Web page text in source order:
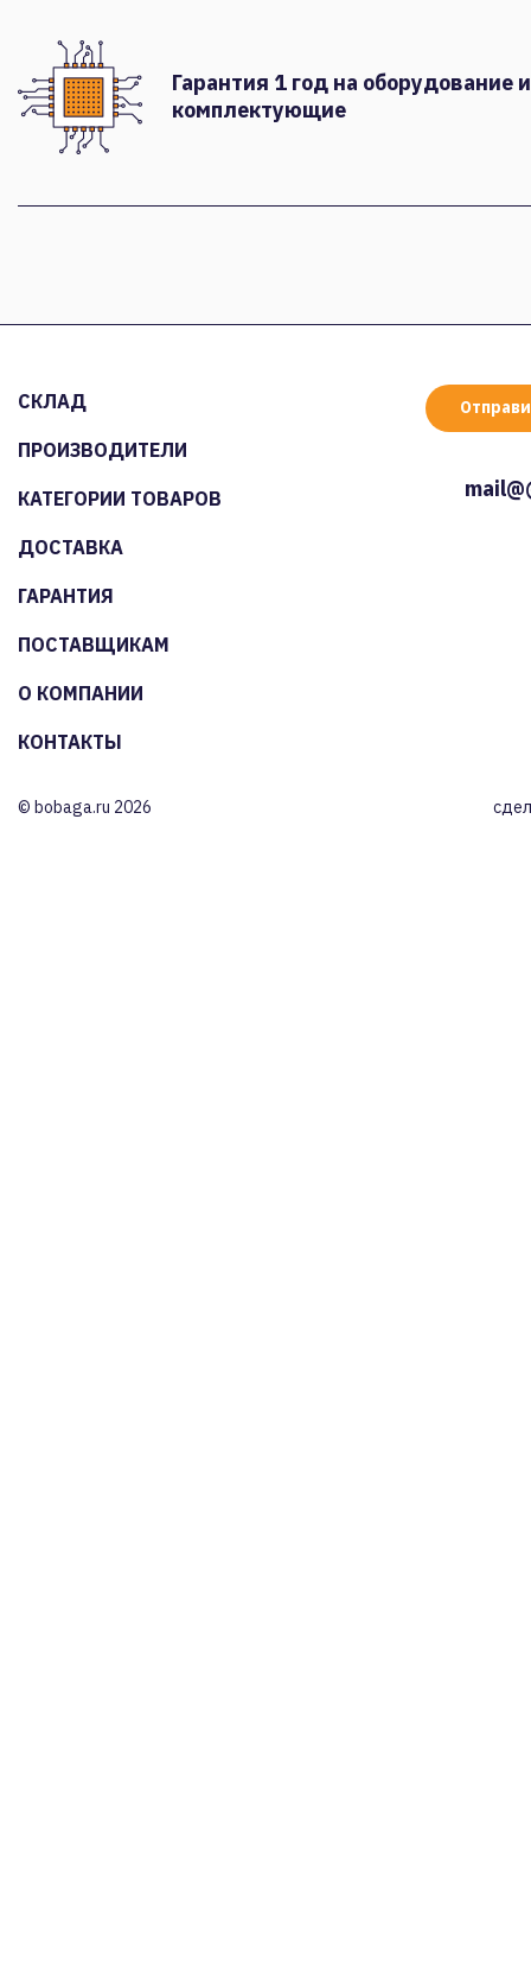
Гарантия 1 год на оборудование и
комплектующие
СКЛАД
ПРОИЗВОДИТЕЛИ
КАТЕГОРИИ ТОВАРОВ
ДОСТАВКА
ГАРАНТИЯ
ПОСТАВЩИКАМ
О КОМПАНИИ
КОНТАКТЫ
© bobaga.ru 2026